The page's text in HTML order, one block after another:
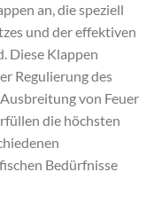
an, die speziell
und der effektiven
Diese Klappen
Regulierung des
von Feuer
die höchsten
Bedürfnisse